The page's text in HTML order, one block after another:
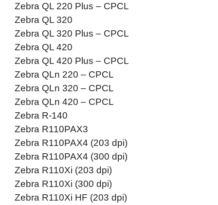
Zebra QL 220 Plus – CPCL
Zebra QL 320
Zebra QL 320 Plus – CPCL
Zebra QL 420
Zebra QL 420 Plus – CPCL
Zebra QLn 220 – CPCL
Zebra QLn 320 – CPCL
Zebra QLn 420 – CPCL
Zebra R-140
Zebra R110PAX3
Zebra R110PAX4 (203 dpi)
Zebra R110PAX4 (300 dpi)
Zebra R110Xi (203 dpi)
Zebra R110Xi (300 dpi)
Zebra R110Xi HF (203 dpi)